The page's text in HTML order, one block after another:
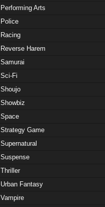
Performing Arts
Police
Racing
Reverse Harem
Samurai
Sci-Fi
Shoujo
Showbiz
Space
Strategy Game
Supernatural
Suspense
Thriller
Urban Fantasy
Vampire